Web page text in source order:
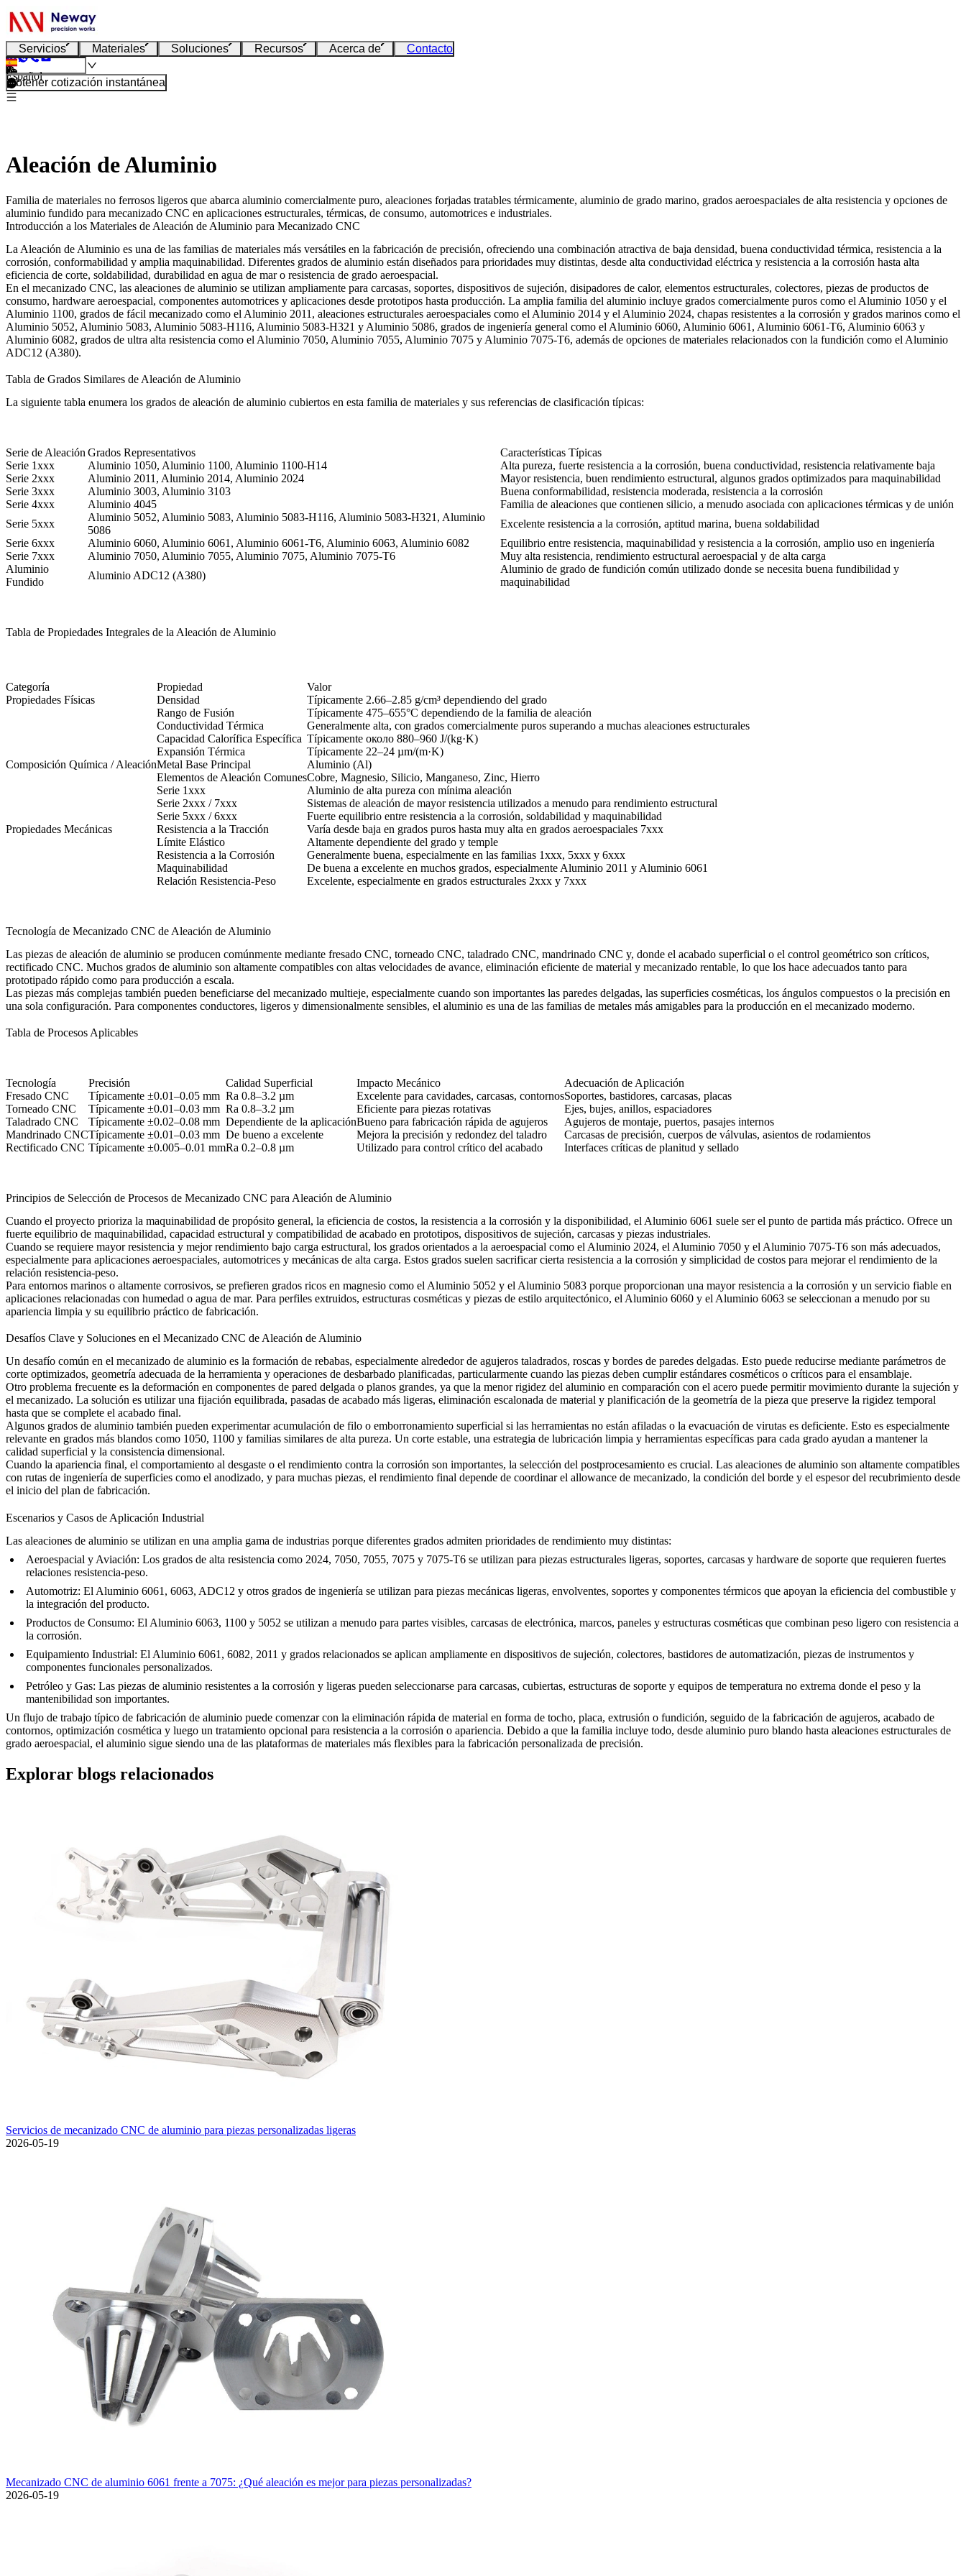
Servicios Materiales Soluciones Recursos Acerca de Contacto
Español
Obtener cotización instantánea
Aleación de Aluminio
Familia de materiales no ferrosos ligeros que abarca aluminio comercialmente puro, aleaciones forjadas tratables térmicamente, aluminio de grado marino, grados aeroespaciales de alta resistencia y opciones de
aluminio fundido para mecanizado CNC en aplicaciones estructurales, térmicas, de consumo, automotrices e industriales.
Introducción a los Materiales de Aleación de Aluminio para Mecanizado CNC
La Aleación de Aluminio es una de las familias de materiales más versátiles en la fabricación de precisión, ofreciendo una combinación atractiva de baja densidad, buena conductividad térmica, resistencia a la
corrosión, conformabilidad y amplia maquinabilidad. Diferentes grados de aluminio están diseñados para prioridades muy distintas, desde alta conductividad eléctrica y resistencia a la corrosión hasta alta
eficiencia de corte, soldabilidad, durabilidad en agua de mar o resistencia de grado aeroespacial.
En el mecanizado CNC, las aleaciones de aluminio se utilizan ampliamente para carcasas, soportes, dispositivos de sujeción, disipadores de calor, elementos estructurales, colectores, piezas de productos de
consumo, hardware aeroespacial, componentes automotrices y aplicaciones desde prototipos hasta producción. La amplia familia del aluminio incluye grados comercialmente puros como el Aluminio 1050 y el
Aluminio 1100, grados de fácil mecanizado como el Aluminio 2011, aleaciones estructurales aeroespaciales como el Aluminio 2014 y el Aluminio 2024, chapas resistentes a la corrosión y grados marinos como el
Aluminio 5052, Aluminio 5083, Aluminio 5083-H116, Aluminio 5083-H321 y Aluminio 5086, grados de ingeniería general como el Aluminio 6060, Aluminio 6061, Aluminio 6061-T6, Aluminio 6063 y
Aluminio 6082, grados de ultra alta resistencia como el Aluminio 7050, Aluminio 7055, Aluminio 7075 y Aluminio 7075-T6, además de opciones de materiales relacionados con la fundición como el Aluminio
ADC12 (A380).
Tabla de Grados Similares de Aleación de Aluminio
La siguiente tabla enumera los grados de aleación de aluminio cubiertos en esta familia de materiales y sus referencias de clasificación típicas:
Serie de Aleación Grados Representativos
Características Típicas
Serie 1xxx
Aluminio 1050, Aluminio 1100, Aluminio 1100-H14
Alta pureza, fuerte resistencia a la corrosión, buena conductividad, resistencia relativamente baja
Serie 2xxx
Aluminio 2011, Aluminio 2014, Aluminio 2024
Mayor resistencia, buen rendimiento estructural, algunos grados optimizados para maquinabilidad
Serie 3xxx
Aluminio 3003, Aluminio 3103
Buena conformabilidad, resistencia moderada, resistencia a la corrosión
Serie 4xxx
Aluminio 4045
Familia de aleaciones que contienen silicio, a menudo asociada con aplicaciones térmicas y de unión
Serie 5xxx
Aluminio 5052, Aluminio 5083, Aluminio 5083-H116, Aluminio 5083-H321, Aluminio
5086
Excelente resistencia a la corrosión, aptitud marina, buena soldabilidad
Serie 6xxx
Aluminio 6060, Aluminio 6061, Aluminio 6061-T6, Aluminio 6063, Aluminio 6082
Equilibrio entre resistencia, maquinabilidad y resistencia a la corrosión, amplio uso en ingeniería
Serie 7xxx
Aluminio 7050, Aluminio 7055, Aluminio 7075, Aluminio 7075-T6
Muy alta resistencia, rendimiento estructural aeroespacial y de alta carga
Aluminio
Fundido
Aluminio ADC12 (A380)
Aluminio de grado de fundición común utilizado donde se necesita buena fundibilidad y
maquinabilidad
Tabla de Propiedades Integrales de la Aleación de Aluminio
Categoría Propiedad
Valor
Propiedades Físicas
Densidad
Típicamente 2.66–2.85 g/cm³ dependiendo del grado
Rango de Fusión
Típicamente 475–655°C dependiendo de la familia de aleación
Conductividad Térmica
Generalmente alta, con grados comercialmente puros superando a muchas aleaciones estructurales
Capacidad Calorífica Específica Típicamente около 880–960 J/(kg·K)
Expansión Térmica
Típicamente 22–24 µm/(m·K)
Composición Química / AleaciónMetal Base Principal
Aluminio (Al)
Elementos de Aleación ComunesCobre, Magnesio, Silicio, Manganeso, Zinc, Hierro
Serie 1xxx
Aluminio de alta pureza con mínima aleación
Serie 2xxx / 7xxx
Sistemas de aleación de mayor resistencia utilizados a menudo para rendimiento estructural
Serie 5xxx / 6xxx
Fuerte equilibrio entre resistencia a la corrosión, soldabilidad y maquinabilidad
Propiedades Mecánicas
Resistencia a la Tracción
Varía desde baja en grados puros hasta muy alta en grados aeroespaciales 7xxx
Límite Elástico
Altamente dependiente del grado y temple
Resistencia a la Corrosión
Generalmente buena, especialmente en las familias 1xxx, 5xxx y 6xxx
Maquinabilidad
De buena a excelente en muchos grados, especialmente Aluminio 2011 y Aluminio 6061
Relación Resistencia-Peso
Excelente, especialmente en grados estructurales 2xxx y 7xxx
Tecnología de Mecanizado CNC de Aleación de Aluminio
Las piezas de aleación de aluminio se producen comúnmente mediante fresado CNC, torneado CNC, taladrado CNC, mandrinado CNC y, donde el acabado superficial o el control geométrico son críticos,
rectificado CNC. Muchos grados de aluminio son altamente compatibles con altas velocidades de avance, eliminación eficiente de material y mecanizado rentable, lo que los hace adecuados tanto para
prototipado rápido como para producción a escala.
Las piezas más complejas también pueden beneficiarse del mecanizado multieje, especialmente cuando son importantes las paredes delgadas, las superficies cosméticas, los ángulos compuestos o la precisión en
una sola configuración. Para componentes conductores, ligeros y dimensionalmente sensibles, el aluminio es una de las familias de metales más amigables para la producción en el mecanizado moderno.
Tabla de Procesos Aplicables
Tecnología Precisión Calidad Superficial Impacto Mecánico
Adecuación de Aplicación
Fresado CNC
Típicamente ±0.01–0.05 mm Ra 0.8–3.2 µm Excelente para cavidades, carcasas, contornosSoportes, bastidores, carcasas, placas
Torneado CNC
Típicamente ±0.01–0.03 mm Ra 0.8–3.2 µm Eficiente para piezas rotativas
Ejes, bujes, anillos, espaciadores
Taladrado CNC
Típicamente ±0.02–0.08 mm Dependiente de la aplicaciónBueno para fabricación rápida de agujeros
Agujeros de montaje, puertos, pasajes internos
Mandrinado CNCTípicamente ±0.01–0.03 mm De bueno a excelente Mejora la precisión y redondez del taladro
Carcasas de precisión, cuerpos de válvulas, asientos de rodamientos
Rectificado CNC Típicamente ±0.005–0.01 mmRa 0.2–0.8 µm Utilizado para control crítico del acabado Interfaces críticas de planitud y sellado
Principios de Selección de Procesos de Mecanizado CNC para Aleación de Aluminio
Cuando el proyecto prioriza la maquinabilidad de propósito general, la eficiencia de costos, la resistencia a la corrosión y la disponibilidad, el Aluminio 6061 suele ser el punto de partida más práctico. Ofrece un
fuerte equilibrio de maquinabilidad, capacidad estructural y compatibilidad de acabado en prototipos, dispositivos de sujeción, carcasas y piezas industriales.
Cuando se requiere mayor resistencia y mejor rendimiento bajo carga estructural, los grados orientados a la aeroespacial como el Aluminio 2024, el Aluminio 7050 y el Aluminio 7075-T6 son más adecuados,
especialmente para aplicaciones aeroespaciales, automotrices y mecánicas de alta carga. Estos grados suelen sacrificar cierta resistencia a la corrosión y simplicidad de costos para mejorar el rendimiento de la
relación resistencia-peso.
Para entornos marinos o altamente corrosivos, se prefieren grados ricos en magnesio como el Aluminio 5052 y el Aluminio 5083 porque proporcionan una mayor resistencia a la corrosión y un servicio fiable en
aplicaciones relacionadas con humedad o agua de mar. Para perfiles extruidos, estructuras cosméticas y piezas de estilo arquitectónico, el Aluminio 6060 y el Aluminio 6063 se seleccionan a menudo por su
apariencia limpia y su equilibrio práctico de fabricación.
Desafíos Clave y Soluciones en el Mecanizado CNC de Aleación de Aluminio
Un desafío común en el mecanizado de aluminio es la formación de rebabas, especialmente alrededor de agujeros taladrados, roscas y bordes de paredes delgadas. Esto puede reducirse mediante parámetros de
corte optimizados, geometría adecuada de la herramienta y operaciones de desbarbado planificadas, particularmente cuando las piezas deben cumplir estándares cosméticos o críticos para el ensamblaje.
Otro problema frecuente es la deformación en componentes de pared delgada o planos grandes, ya que la menor rigidez del aluminio en comparación con el acero puede permitir movimiento durante la sujeción y
el mecanizado. La solución es utilizar una fijación equilibrada, pasadas de acabado más ligeras, eliminación escalonada de material y planificación de la geometría de la pieza que preserve la rigidez temporal
hasta que se complete el acabado final.
Algunos grados de aluminio también pueden experimentar acumulación de filo o emborronamiento superficial si las herramientas no están afiladas o la evacuación de virutas es deficiente. Esto es especialmente
relevante en grados más blandos como 1050, 1100 y familias similares de alta pureza. Un corte estable, una estrategia de lubricación limpia y herramientas específicas para cada grado ayudan a mantener la
calidad superficial y la consistencia dimensional.
Cuando la apariencia final, el comportamiento al desgaste o el rendimiento contra la corrosión son importantes, la selección del postprocesamiento es crucial. Las aleaciones de aluminio son altamente compatibles
con rutas de ingeniería de superficies como el anodizado, y para muchas piezas, el rendimiento final depende de coordinar el allowance de mecanizado, la condición del borde y el espesor del recubrimiento desde
el inicio del plan de fabricación.
Escenarios y Casos de Aplicación Industrial
Las aleaciones de aluminio se utilizan en una amplia gama de industrias porque diferentes grados admiten prioridades de rendimiento muy distintas:
Aeroespacial y Aviación: Los grados de alta resistencia como 2024, 7050, 7055, 7075 y 7075-T6 se utilizan para piezas estructurales ligeras, soportes, carcasas y hardware de soporte que requieren fuertes
relaciones resistencia-peso.
Automotriz: El Aluminio 6061, 6063, ADC12 y otros grados de ingeniería se utilizan para piezas mecánicas ligeras, envolventes, soportes y componentes térmicos que apoyan la eficiencia del combustible y
la integración del producto.
Productos de Consumo: El Aluminio 6063, 1100 y 5052 se utilizan a menudo para partes visibles, carcasas de electrónica, marcos, paneles y estructuras cosméticas que combinan peso ligero con resistencia a
la corrosión.
Equipamiento Industrial: El Aluminio 6061, 6082, 2011 y grados relacionados se aplican ampliamente en dispositivos de sujeción, colectores, bastidores de automatización, piezas de instrumentos y
componentes funcionales personalizados.
Petróleo y Gas: Las piezas de aluminio resistentes a la corrosión y ligeras pueden seleccionarse para carcasas, cubiertas, estructuras de soporte y equipos de temperatura no extrema donde el peso y la
mantenibilidad son importantes.
Un flujo de trabajo típico de fabricación de aluminio puede comenzar con la eliminación rápida de material en forma de tocho, placa, extrusión o fundición, seguido de la fabricación de agujeros, acabado de
contornos, optimización cosmética y luego un tratamiento opcional para resistencia a la corrosión o apariencia. Debido a que la familia incluye todo, desde aluminio puro blando hasta aleaciones estructurales de
grado aeroespacial, el aluminio sigue siendo una de las plataformas de materiales más flexibles para la fabricación personalizada de precisión.
Explorar blogs relacionados
Servicios de mecanizado CNC de aluminio para piezas personalizadas ligeras
2026-05-19
Mecanizado CNC de aluminio 6061 frente a 7075: ¿Qué aleación es mejor para piezas personalizadas?
2026-05-19